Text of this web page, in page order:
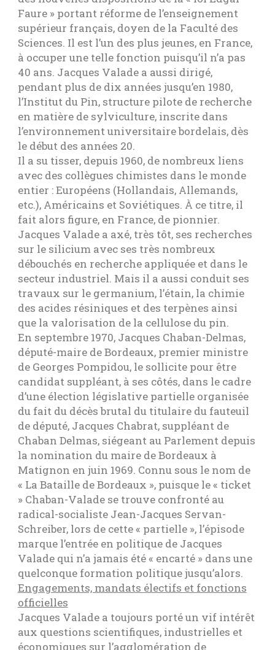
Faure » portant réforme de l’enseignement
supérieur français, doyen de la Faculté des
Sciences. Il est l’un des plus jeunes, en France,
à occuper une telle fonction puisqu’il n’a pas
40 ans. Jacques Valade a aussi dirigé,
pendant plus de dix années jusqu’en 1980,
l’Institut du Pin, structure pilote de recherche
en matière de sylviculture, inscrite dans
l’environnement universitaire bordelais, dès
le début des années 20.
Il a su tisser, depuis 1960, de nombreux liens
avec des collègues chimistes dans le monde
entier : Européens (Hollandais, Allemands,
etc.), Américains et Soviétiques. À ce titre, il
fait alors figure, en France, de pionnier.
Jacques Valade a axé, très tôt, ses recherches
sur le silicium avec ses très nombreux
débouchés en recherche appliquée et dans le
secteur industriel. Mais il a aussi conduit ses
travaux sur le germanium, l’étain, la chimie
des acides résiniques et des terpènes ainsi
que la valorisation de la cellulose du pin.
En septembre 1970, Jacques Chaban-Delmas,
député-maire de Bordeaux, premier ministre
de Georges Pompidou, le sollicite pour être
candidat suppléant, à ses côtés, dans le cadre
d’une élection législative partielle organisée
du fait du décès brutal du titulaire du fauteuil
de député, Jacques Chabrat, suppléant de
Chaban Delmas, siégeant au Parlement depuis
la nomination du maire de Bordeaux à
Matignon en juin 1969. Connu sous le nom de
« La Bataille de Bordeaux », puisque le « ticket
» Chaban-Valade se trouve confronté au
radical-socialiste Jean-Jacques Servan-
Schreiber, lors de cette « partielle », l’épisode
marque l’entrée en politique de Jacques
Valade qui n’a jamais été « encarté » dans une
quelconque formation politique jusqu’alors.
Engagements, mandats électifs et fonctions
officielles
Jacques Valade a toujours porté un vif intérêt
aux questions scientifiques, industrielles et
économiques sur l’agglomération de